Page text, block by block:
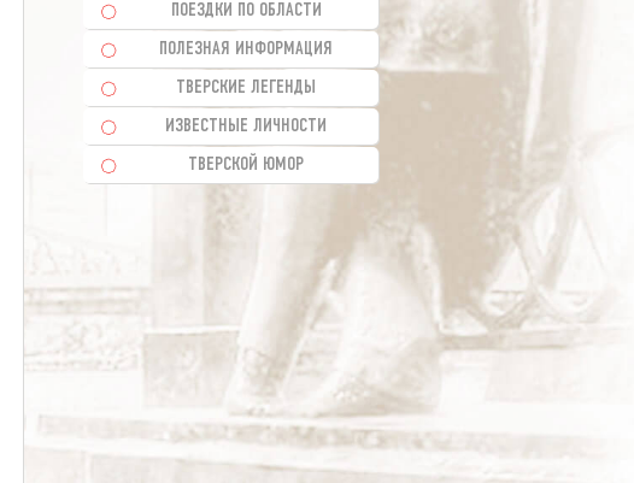
ПОЕЗДКИ ПО ОБЛАСТИ
ПОЛЕЗНАЯ ИНФОРМАЦИЯ
ТВЕРСКИЕ ЛЕГЕНДЫ
ИЗВЕСТНЫЕ ЛИЧНОСТИ
ТВЕРСКОЙ ЮМОР